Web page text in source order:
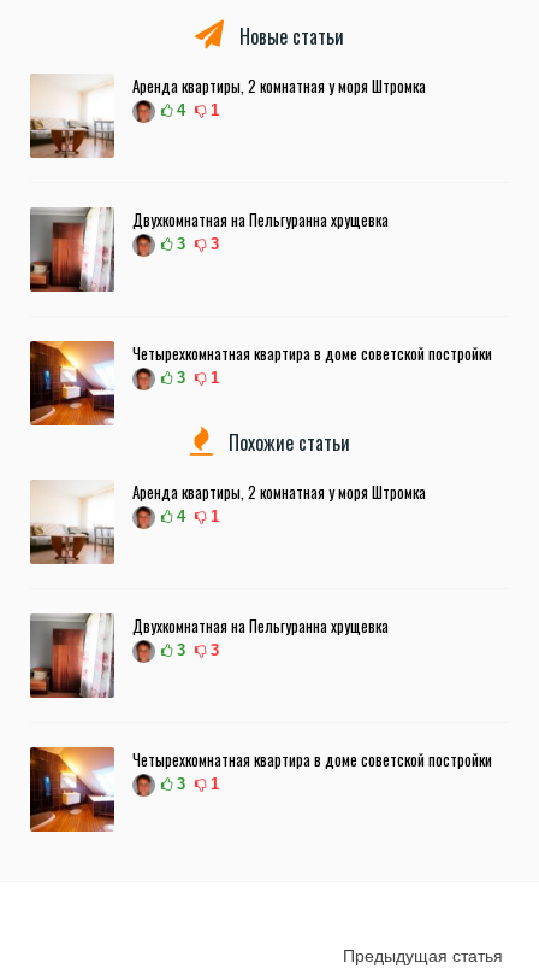
Новые статьи
Аренда квартиры, 2 комнатная у моря Штромка
4 1
Двухкомнатная на Пельгуранна хрущевка
3 3
Четырехкомнатная квартира в доме советской постройки
3 1
Похожие статьи
Аренда квартиры, 2 комнатная у моря Штромка
4 1
Двухкомнатная на Пельгуранна хрущевка
3 3
Четырехкомнатная квартира в доме советской постройки
3 1
Предыдущая статья